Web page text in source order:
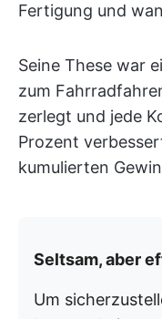
Fertigung und
Seine These war
zum
zerlegt und jede
Prozent
kumulierten
Seltsam, aber
Um